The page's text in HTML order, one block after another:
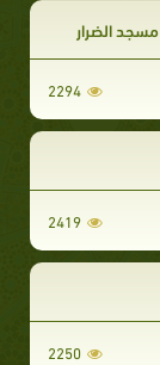
الضرار
2294
2419
2250